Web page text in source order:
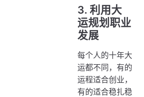
3. 利用大
运规划职业
发展
每个人的十年大
运都不同，有的
运程适合创业，
有的适合稳扎稳